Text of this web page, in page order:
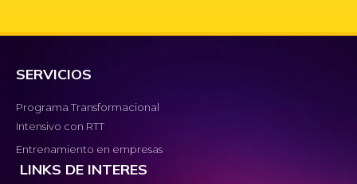
SERVICIOS
Programa Transformacional
Intensivo con RTT
Entrenamiento en empresas
LINKS DE INTERES